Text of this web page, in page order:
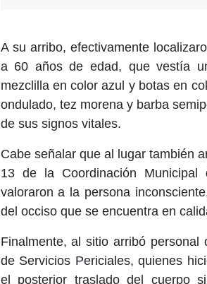
A su arribo, efectivamente
a 60 años de edad, que vestía
mezclilla en color azul y botas en
ondulado, tez morena y barba
de sus signos vitales.
Cabe señalar que al lugar también
13 de la Coordinación
valoraron a la persona
del occiso que se encuentra en
Finalmente, al sitio arribó
de Servicios Periciales, quienes
el posterior traslado del cuerpo